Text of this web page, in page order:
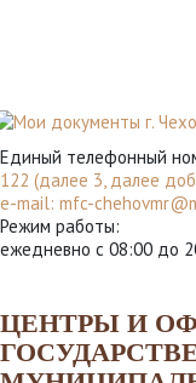
Единый телефонный
122 (далее 3, далее
e-mail: mfc-
Режим работы:
ежедневно с 08:00 до
ЦЕНТРЫ И